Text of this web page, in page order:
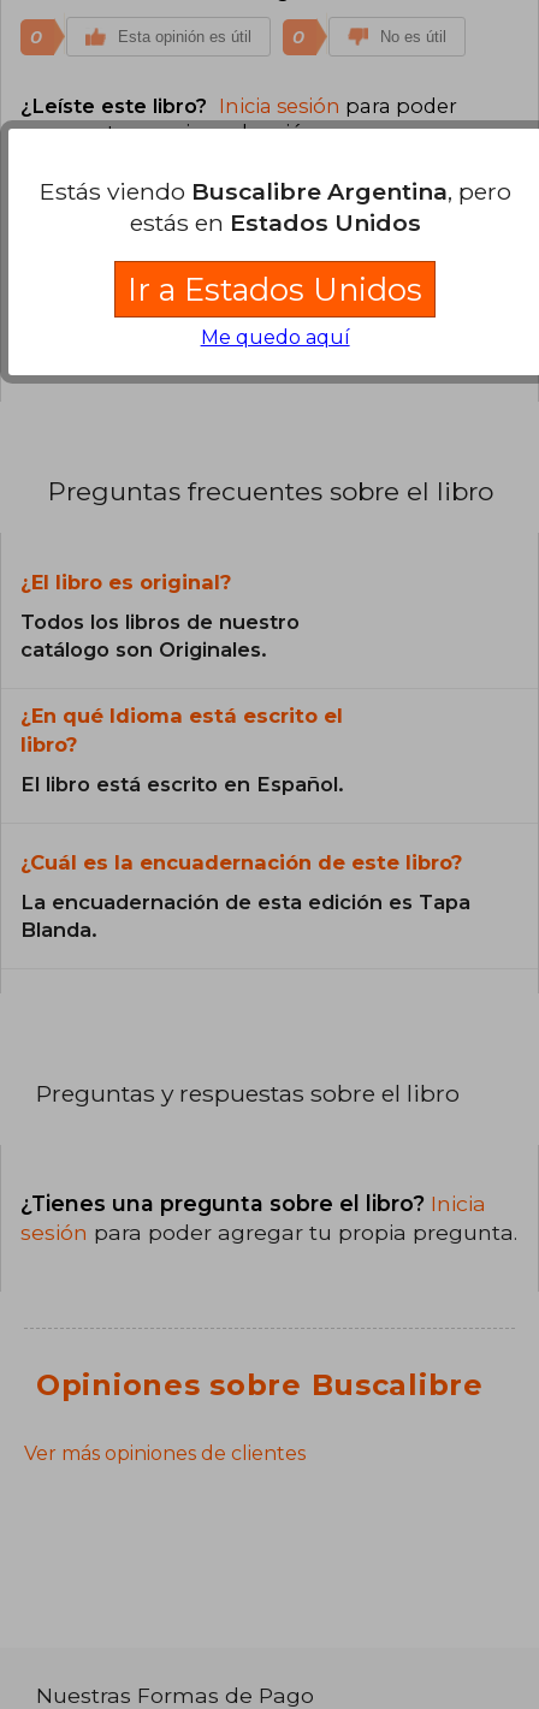
0 Esta opinión es útil 0 No es útil
¿Leíste este libro? Inicia sesión para poder
agregar tu propia evaluación.
100% (2)
0% (0)
0% (0)
0% (0)
0% (0)
Preguntas frecuentes sobre el libro
¿El libro es original?
Todos los libros de nuestro
catálogo son Originales.
¿En qué Idioma está escrito el
libro?
El libro está escrito en Español.
¿Cuál es la encuadernación de este libro?
La encuadernación de esta edición es Tapa
Blanda.
Preguntas y respuestas sobre el libro
¿Tienes una pregunta sobre el libro? Inicia
sesión para poder agregar tu propia pregunta.
Opiniones sobre Buscalibre
Ver más opiniones de clientes
Nuestras Formas de Pago
Estás viendo Buscalibre Argentina, pero
estás en Estados Unidos
Ir a Estados Unidos
Me quedo aquí